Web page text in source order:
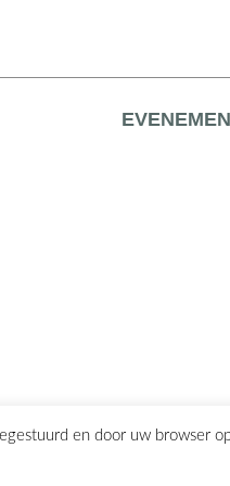
en door uw browser